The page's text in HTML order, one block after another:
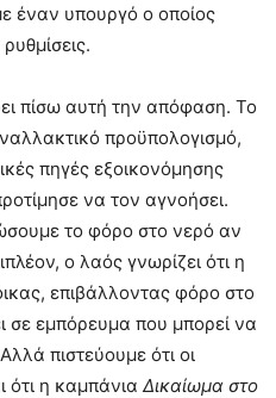
έναν υπουργό ο οποίος
πίσω αυτή την απόφαση. Το
προϋπολογισμό,
πηγές εξοικονόμησης
να τον αγνοήσει.
το φόρο στο νερό αν
ο λαός γνωρίζει ότι η
επιβάλλοντας φόρο στο
σε εμπόρευμα που μπορεί να
πιστεύουμε ότι οι
ότι η καμπάνια Δικαίωμα στο